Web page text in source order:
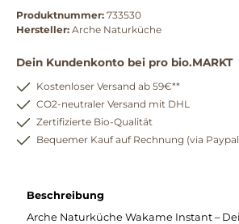
Produktnummer: 733530
Hersteller: Arche Naturküche
Dein Kundenkonto bei pro bio.MARKT
Kostenloser Versand ab 59€**
CO2-neutraler Versand mit DHL
Zertifizierte Bio-Qualität
Bequemer Kauf auf Rechnung (via
Beschreibung
Arche Naturküche Wakame Instant –